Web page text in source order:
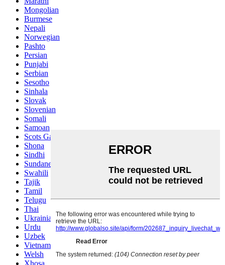
Mongolian
Burmese
Nepali
Norwegian
Pashto
Persian
Punjabi
Serbian
Sesotho
Sinhala
Slovak
Slovenian
Somali
Samoan
Scots Gaelic
Shona
Sindhi
Sundanese
Swahili
Tajik
Tamil
Telugu
Thai
Ukrainian
Urdu
Uzbek
Vietnamese
Welsh
Xhosa